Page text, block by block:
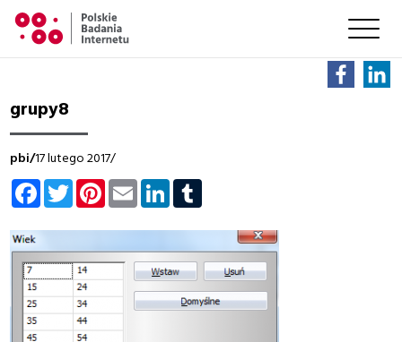
grupy8
pbi/17 lutego 2017/
FacebookTwitterPinterest
EmailLinkedIn